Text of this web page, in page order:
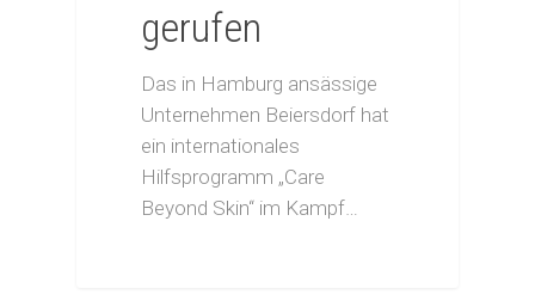
gerufen
Das in Hamburg ansässige
Unternehmen Beiersdorf hat
ein internationales
Hilfsprogramm „Care
Beyond Skin“ im Kampf…